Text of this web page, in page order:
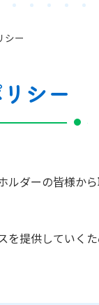
シー
シー
ルダーの皆様か
提供していく